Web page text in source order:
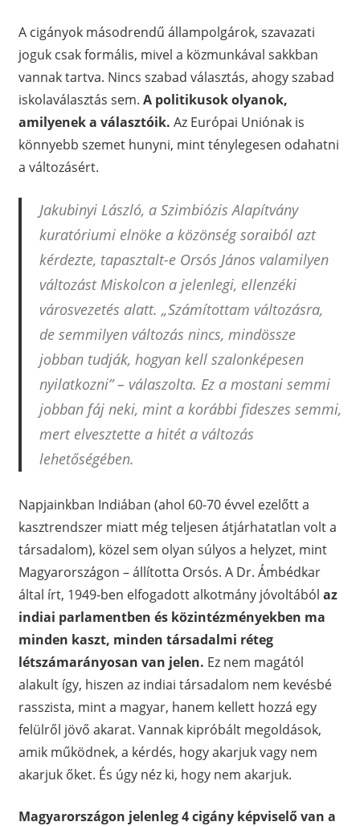
A cigányok másodrendű állampolgárok, szavazati
joguk csak formális, mivel a közmunkával sakkban
vannak tartva. Nincs szabad választás, ahogy szabad
iskolaválasztás sem. A politikusok olyanok,
amilyenek a választóik. Az Európai Uniónak is
könnyebb szemet hunyni, mint ténylegesen odahatni
a változásért.
Jakubinyi László, a Szimbiózis Alapítvány
kuratóriumi elnöke a közönség soraiból azt
kérdezte, tapasztalt-e Orsós János valamilyen
változást Miskolcon a jelenlegi, ellenzéki
városvezetés alatt. „Számítottam változásra,
de semmilyen változás nincs, mindössze
jobban tudják, hogyan kell szalonképesen
nyilatkozni” – válaszolta. Ez a mostani semmi
jobban fáj neki, mint a korábbi fideszes semmi,
mert elvesztette a hitét a változás
lehetőségében.
Napjainkban Indiában (ahol 60-70 évvel ezelőtt a
kasztrendszer miatt még teljesen átjárhatatlan volt a
társadalom), közel sem olyan súlyos a helyzet, mint
Magyarországon – állította Orsós. A Dr. Ámbédkar
által írt, 1949-ben elfogadott alkotmány jóvoltából az
indiai parlamentben és közintézményekben ma
minden kaszt, minden társadalmi réteg
létszámarányosan van jelen. Ez nem magától
alakult így, hiszen az indiai társadalom nem kevésbé
rasszista, mint a magyar, hanem kellett hozzá egy
felülről jövő akarat. Vannak kipróbált megoldások,
amik működnek, a kérdés, hogy akarjuk vagy nem
akarjuk őket. És úgy néz ki, hogy nem akarjuk.
Magyarországon jelenleg 4 cigány képviselő van a